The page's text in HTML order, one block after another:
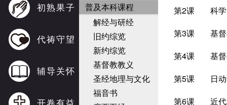
初熟果子
代祷守望
辅导关怀
开卷有益
普及本科课程
解经与研经
旧约综览
新约综览
基督教教义
圣经地理与文化
福音书
第2课
科
第3课
基
第4课
基
第5课
日
第6课
近